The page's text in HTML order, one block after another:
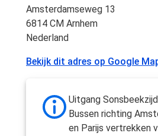
Amsterdamseweg 13
6814 CM Arnhem
Nederland
Bekijk dit adres op Google
Uitgang
Bussen richting
en Parijs vertrekken